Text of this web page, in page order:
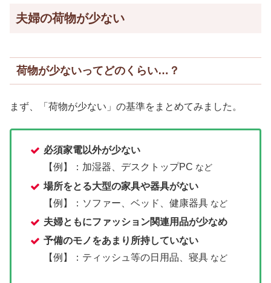
夫婦の荷物が少ない
荷物が少ないってどのくらい…？
まず、「荷物が少ない」の基準をまとめてみました。
必須家電以外が少ない
【例】：加湿器、デスクトップPC など
場所をとる大型の家具や器具がない
【例】：ソファー、ベッド、健康器具 など
夫婦ともにファッション関連用品が少なめ
予備のモノをあまり所持していない
【例】：ティッシュ等の日用品、寝具 など